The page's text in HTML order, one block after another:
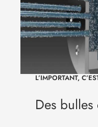
L’IMPORTANT,
Des bulles